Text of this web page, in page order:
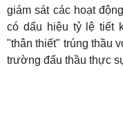
giám sát các hoạt
có dấu hiệu tỷ lệ tiết
"thân thiết" trúng thầu
trường đấu thầu thực